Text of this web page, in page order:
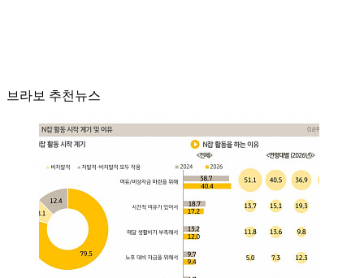
브라보 추천뉴스